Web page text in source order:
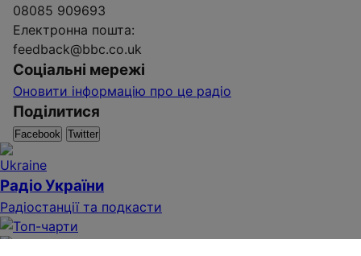
08085 909693
Електронна пошта:
feedback@bbc.co.uk
Соціальні мережі
Оновити інформацію про це радіо
Поділитися
Facebook Twitter
Радіо України
Радіостанції та подкасти